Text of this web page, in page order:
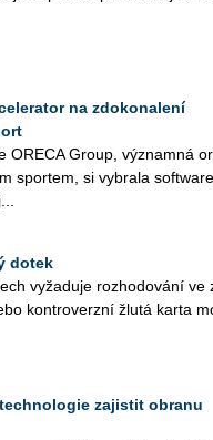
na zdokonalení
ORE­CA Group, vý­znam­ná
spor­tem, si vy­bra­la soft­ware
dotek
vy­ža­du­je roz­ho­do­vá­ní ve
kon­tro­verz­ní žlutá karta
zajistit obranu